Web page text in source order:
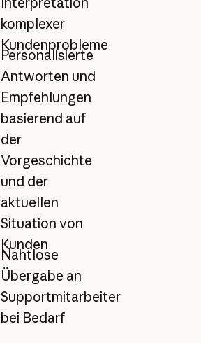
komplexer
Kundenprobleme
Personalisierte
Antworten und
Empfehlungen
basierend auf
der
Vorgeschichte
und der
aktuellen
Situation von
Kunden
Nahtlose
Übergabe an
Supportmitarbeiter
bei Bedarf